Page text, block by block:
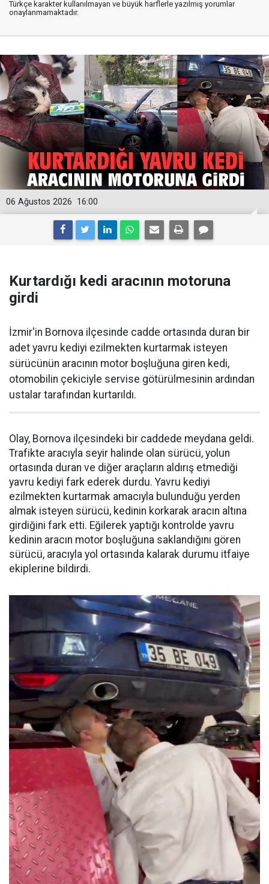
Türkçe karakter kullanılmayan ve büyük harflerle yazılmış yorumlar
onaylanmamaktadır.
16:00
06 Ağustos 2026
Kurtardığı kedi aracının motoruna
girdi
İzmir'in Bornova ilçesinde cadde ortasında duran bir
adet yavru kediyi ezilmekten kurtarmak isteyen
sürücünün aracının motor boşluğuna giren kedi,
otomobilin çekiciyle servise götürülmesinin ardından
ustalar tarafından kurtarıldı.
Olay, Bornova ilçesindeki bir caddede meydana geldi.
Trafikte aracıyla seyir halinde olan sürücü, yolun
ortasında duran ve diğer araçların aldırış etmediği
yavru kediyi fark ederek durdu. Yavru kediyi
ezilmekten kurtarmak amacıyla bulunduğu yerden
almak isteyen sürücü, kedinin korkarak aracın altına
girdiğini fark etti. Eğilerek yaptığı kontrolde yavru
kedinin aracın motor boşluğuna saklandığını gören
sürücü, aracıyla yol ortasında kalarak durumu itfaiye
ekiplerine bildirdi.